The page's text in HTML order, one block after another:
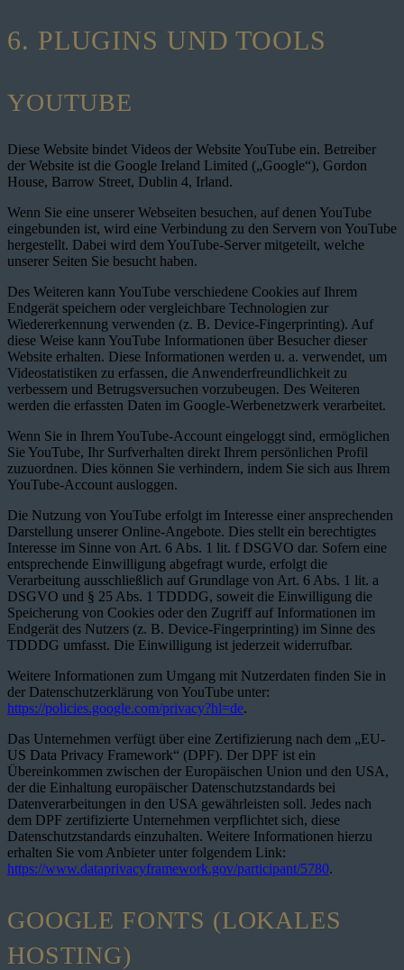
6. PLUGINS UND TOOLS
YOUTUBE
Diese Website bindet Videos der Website YouTube ein. Betreiber
der Website ist die Google Ireland Limited („Google“), Gordon
House, Barrow Street, Dublin 4, Irland.
Wenn Sie eine unserer Webseiten besuchen, auf denen YouTube
eingebunden ist, wird eine Verbindung zu den Servern von YouTube
hergestellt. Dabei wird dem YouTube-Server mitgeteilt, welche
unserer Seiten Sie besucht haben.
Des Weiteren kann YouTube verschiedene Cookies auf Ihrem
Endgerät speichern oder vergleichbare Technologien zur
Wiedererkennung verwenden (z. B. Device-Fingerprinting). Auf
diese Weise kann YouTube Informationen über Besucher dieser
Website erhalten. Diese Informationen werden u. a. verwendet, um
Videostatistiken zu erfassen, die Anwenderfreundlichkeit zu
verbessern und Betrugsversuchen vorzubeugen. Des Weiteren
werden die erfassten Daten im Google-Werbenetzwerk verarbeitet.
Wenn Sie in Ihrem YouTube-Account eingeloggt sind, ermöglichen
Sie YouTube, Ihr Surfverhalten direkt Ihrem persönlichen Profil
zuzuordnen. Dies können Sie verhindern, indem Sie sich aus Ihrem
YouTube-Account ausloggen.
Die Nutzung von YouTube erfolgt im Interesse einer ansprechenden
Darstellung unserer Online-Angebote. Dies stellt ein berechtigtes
Interesse im Sinne von Art. 6 Abs. 1 lit. f DSGVO dar. Sofern eine
entsprechende Einwilligung abgefragt wurde, erfolgt die
Verarbeitung ausschließlich auf Grundlage von Art. 6 Abs. 1 lit. a
DSGVO und § 25 Abs. 1 TDDDG, soweit die Einwilligung die
Speicherung von Cookies oder den Zugriff auf Informationen im
Endgerät des Nutzers (z. B. Device-Fingerprinting) im Sinne des
TDDDG umfasst. Die Einwilligung ist jederzeit widerrufbar.
Weitere Informationen zum Umgang mit Nutzerdaten finden Sie in
der Datenschutzerklärung von YouTube unter:
https://policies.google.com/privacy?hl=de.
Das Unternehmen verfügt über eine Zertifizierung nach dem „EU-
US Data Privacy Framework“ (DPF). Der DPF ist ein
Übereinkommen zwischen der Europäischen Union und den USA,
der die Einhaltung europäischer Datenschutzstandards bei
Datenverarbeitungen in den USA gewährleisten soll. Jedes nach
dem DPF zertifizierte Unternehmen verpflichtet sich, diese
Datenschutzstandards einzuhalten. Weitere Informationen hierzu
erhalten Sie vom Anbieter unter folgendem Link:
https://www.dataprivacyframework.gov/participant/5780.
GOOGLE FONTS (LOKALES
HOSTING)